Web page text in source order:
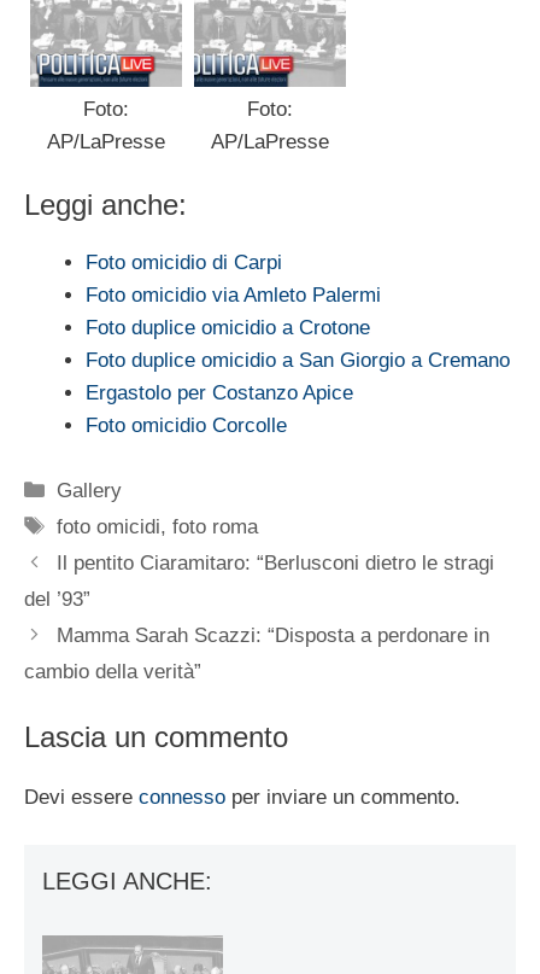
Foto:
AP/LaPresse
Foto:
AP/LaPresse
Leggi anche:
Foto omicidio di Carpi
Foto omicidio via Amleto Palermi
Foto duplice omicidio a Crotone
Foto duplice omicidio a San Giorgio a Cremano
Ergastolo per Costanzo Apice
Foto omicidio Corcolle
Categorie
Gallery
Tag
foto omicidi,foto roma
Il pentito Ciaramitaro: “Berlusconi dietro le stragi
del ’93”
Mamma Sarah Scazzi: “Disposta a perdonare in
cambio della verità”
Lascia un commento
Devi essere connesso per inviare un commento.
LEGGI ANCHE: